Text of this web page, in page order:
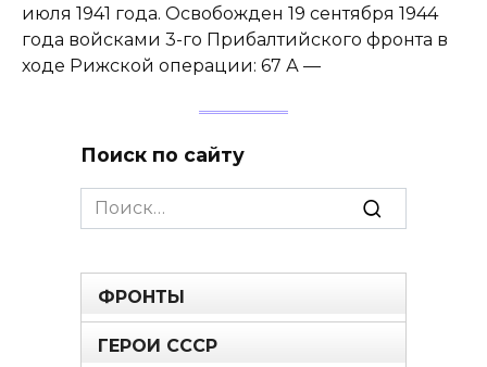
июля 1941 года. Освобожден 19 сентября 1944
года войсками 3-го Прибалтийского фронта в
ходе Рижской операции: 67 А —
Поиск по сайту
Search
for:
ФРОНТЫ
ГЕРОИ СССР